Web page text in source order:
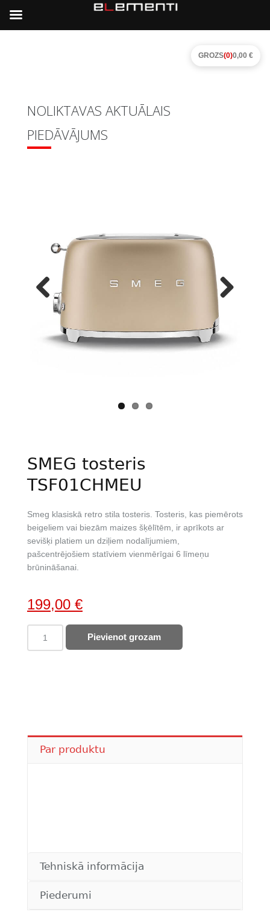
NOLIKTAVAS AKTUĀLAIS
PIEDĀVĀJUMS
Previous Next
SMEG tosteris
TSF01CHMEU
Smeg klasiskā retro stila tosteris. Tosteris, kas piemērots
beigeliem vai biezām maizes šķēlītēm, ir aprīkots ar
sevišķi platiem un dziļiem nodalījumiem,
pašcentrējošiem statīviem vienmērīgai 6 līmeņu
brūnināšanai.
Original
price
was:
199,00 €Current
price
is:
tosteris
Pievienot grozam
Par produktu
Tehniskā informācija
Piederumi
GROZS(0)0,00 €